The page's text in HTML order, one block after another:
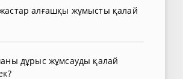
алғашқы жұмысты қалай
дұрыс жұмсауды қалай